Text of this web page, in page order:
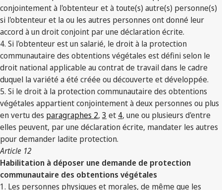
conjointement à l'obtenteur et à toute(s) autre(s) personne(s)
si l'obtenteur et la ou les autres personnes ont donné leur
accord à un droit conjoint par une déclaration écrite.
4. Si l'obtenteur est un salarié, le droit à la protection
communautaire des obtentions végétales est défini selon le
droit national applicable au contrat de travail dans le cadre
duquel la variété a été créée ou découverte et développée.
5. Si le droit à la protection communautaire des obtentions
végétales appartient conjointement à deux personnes ou plus
en vertu des paragraphes 2, 3 et 4, une ou plusieurs d'entre
elles peuvent, par une déclaration écrite, mandater les autres
pour demander ladite protection.
Article 12
Habilitation à déposer une demande de protection
communautaire des obtentions végétales
1. Les personnes physiques et morales, de même que les